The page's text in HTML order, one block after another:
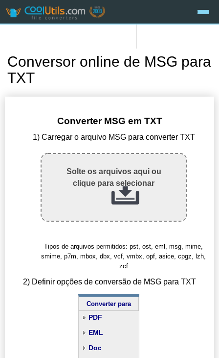
Conversor online de MSG para
TXT
Converter MSG em TXT
1) Carregar o arquivo MSG para converter TXT
Solte os arquivos aqui ou
clique para selecionar
Tipos de arquivos permitidos: pst, ost, eml, msg, mime,
smime, p7m, mbox, dbx, vcf, vmbx, opf, asice, cpgz, lzh,
zcf
2) Definir opções de conversão de MSG para TXT
Converter para
PDF
EML
Doc